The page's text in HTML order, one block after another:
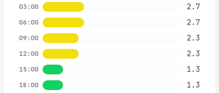
03:00 2.7
06:00 2.7
09:00 2.3
12:00 2.3
15:00 1.3
18:00 1.3